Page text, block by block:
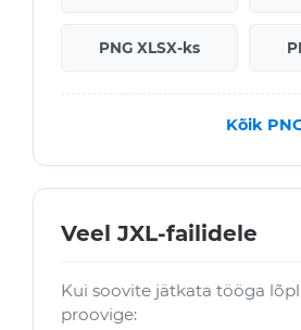
PNG XLSX-ks
Kõik
Veel JXL-failidele
Kui soovite jätkata tööga
proovige: